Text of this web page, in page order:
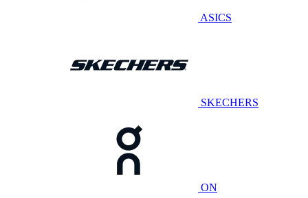
ASICS
SKECHERS
ON